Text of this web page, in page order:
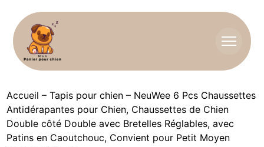
Accueil –Tapis pour chien – NeuWee 6 Pcs Chaussettes
Antidérapantes pour Chien, Chaussettes de Chien
Double côté Double avec Bretelles Réglables, avec
Patins en Caoutchouc, Convient pour Petit Moyen